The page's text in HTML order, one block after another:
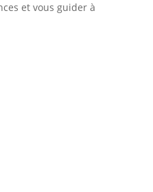
et vous guider à